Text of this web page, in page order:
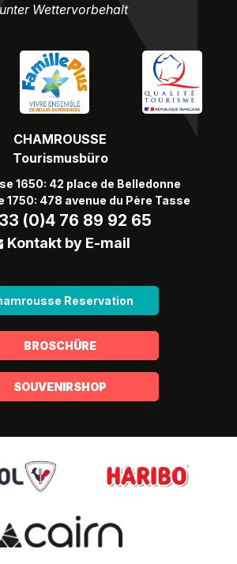
CHAMROUSSE
Tourismusbüro
1650: 42 place de Belledonne
1750: 478 avenue du Père Tasse
(0)4 76 89 92 65
Kontakt by E-mail
Reservation
Wettervorbehalt
BROSCHÜRE
SOUVENIRSHOP